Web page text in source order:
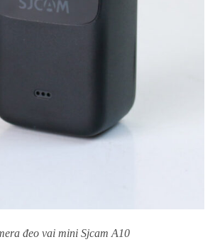
đeo vai mini Sjcam A10